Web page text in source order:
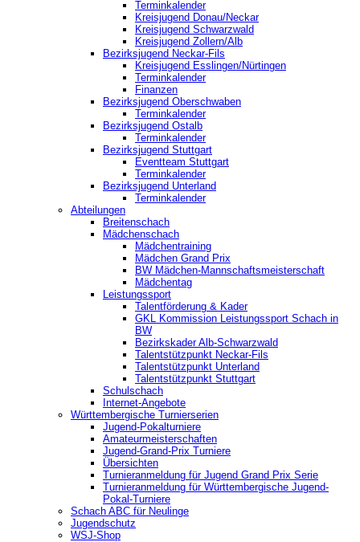
Terminkalender
Kreisjugend Donau/Neckar
Kreisjugend Schwarzwald
Kreisjugend Zollern/Alb
Bezirksjugend Neckar-Fils
Kreisjugend ‎Esslingen/Nürtingen
Terminkalender
Finanzen
Bezirksjugend Oberschwaben
Terminkalender
Bezirksjugend Ostalb
Terminkalender
Bezirksjugend Stuttgart
‎Eventteam Stuttgart
Terminkalender
Bezirksjugend Unterland
Terminkalender
Abteilungen
Breitenschach
Mädchenschach
Mädchentraining
Mädchen Grand Prix
BW Mädchen-Mannschaftsmeisterschaft
Mädchentag
Leistungssport
Talentförderung & Kader
GKL Kommission Leistungssport Schach in
BW
Bezirkskader Alb-Schwarzwald
Talentstützpunkt Neckar-Fils
Talentstützpunkt Unterland
Talentstützpunkt Stuttgart
Schulschach
Internet-Angebote
Württembergische Turnierserien
Jugend-Pokalturniere
Amateurmeisterschaften
Jugend-Grand-Prix Turniere
Übersichten
Turnieranmeldung für Jugend Grand Prix Serie
Turnieranmeldung für Württembergische Jugend-
Pokal-Turniere
Schach ABC für Neulinge
Jugendschutz
WSJ-Shop